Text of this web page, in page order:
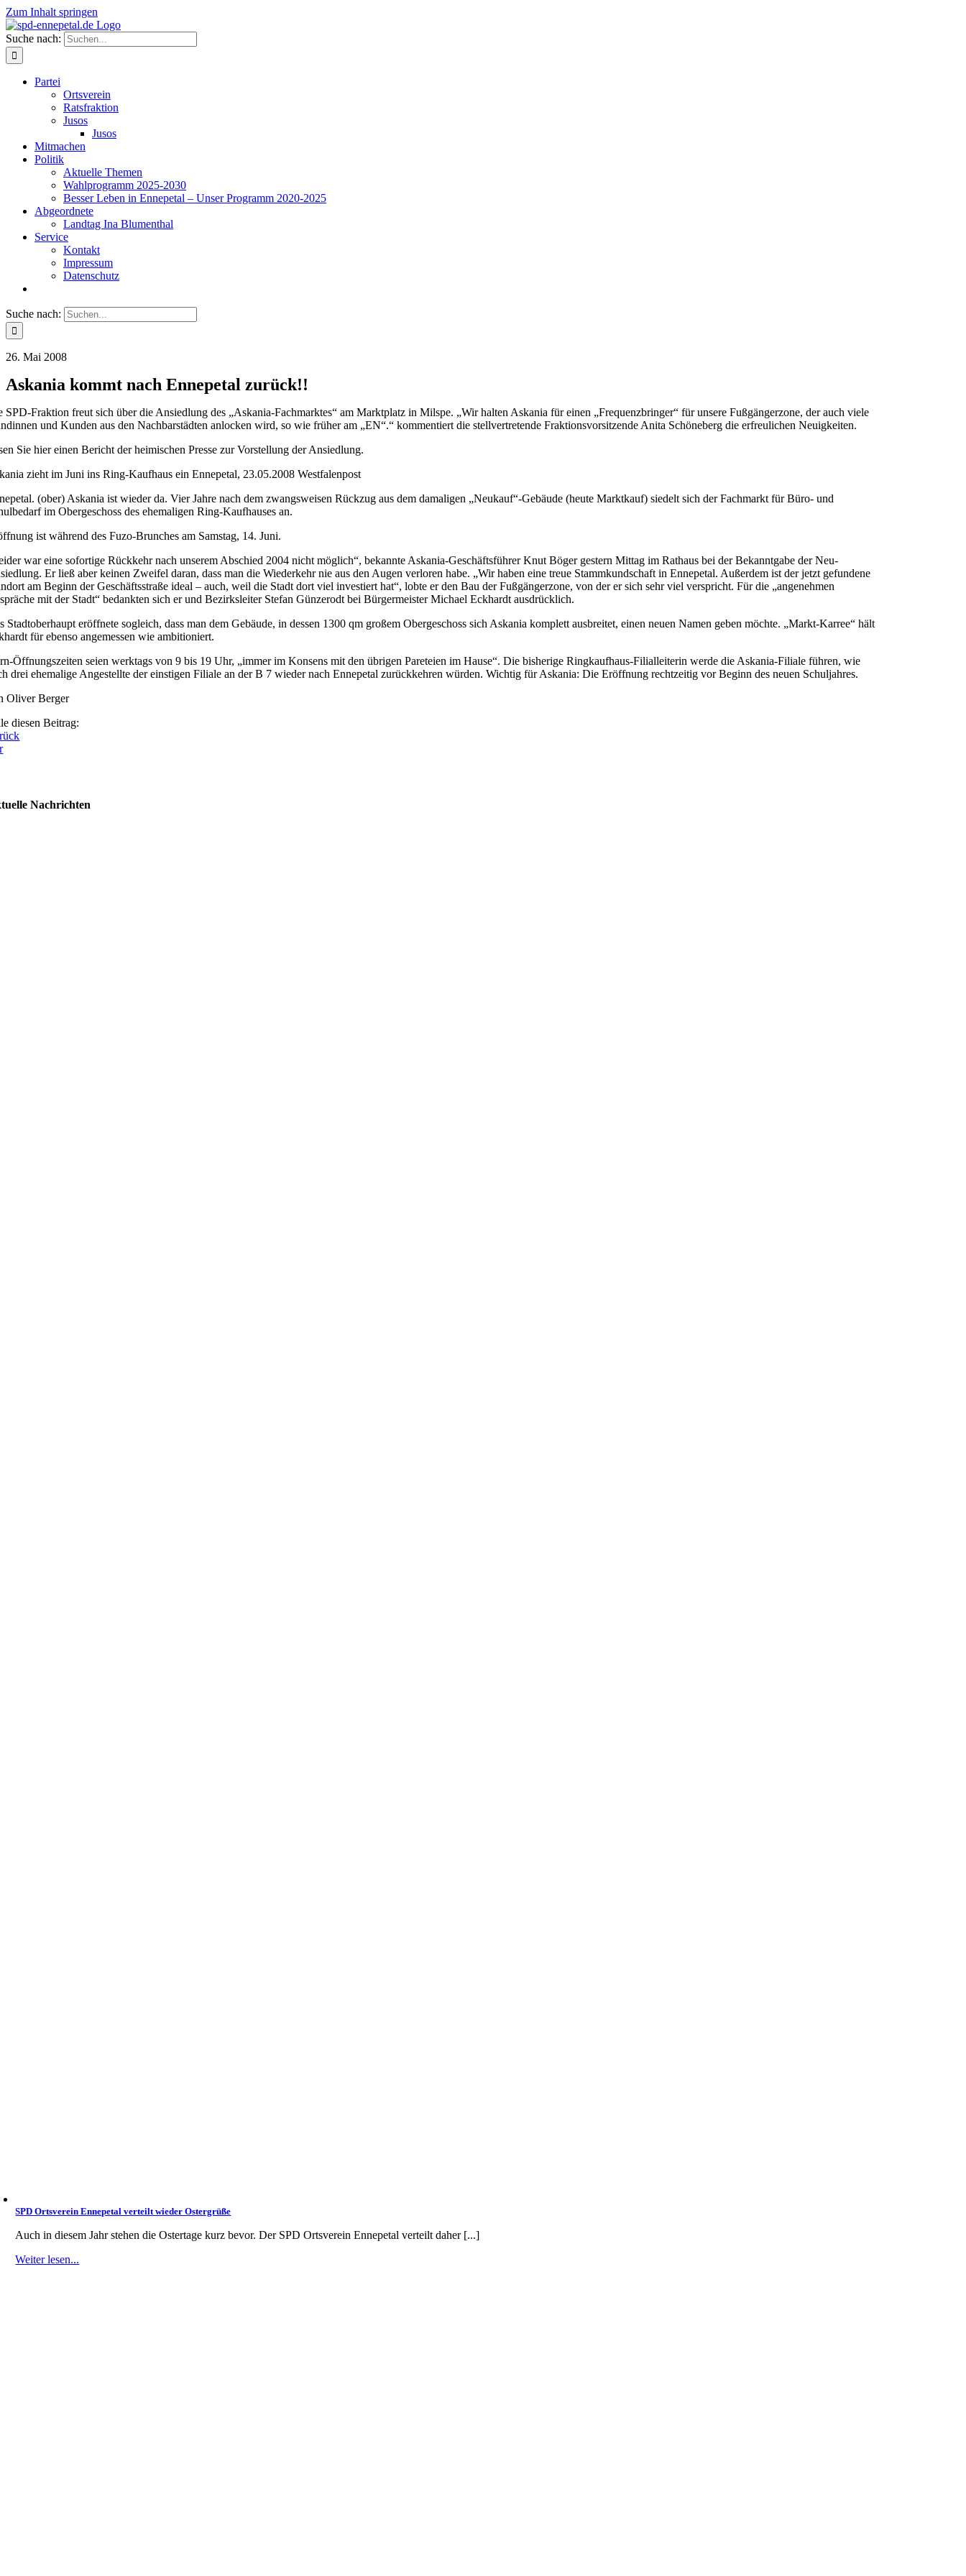
Zum Inhalt springen
Suche nach:
Partei
Ortsverein
Ratsfraktion
Jusos
Jusos
Mitmachen
Politik
Aktuelle Themen
Wahlprogramm 2025-2030
Besser Leben in Ennepetal – Unser Programm 2020-2025
Abgeordnete
Landtag Ina Blumenthal
Service
Kontakt
Impressum
Datenschutz
Suche nach:
26. Mai 2008
Askania kommt nach Ennepetal zurück!!
SPD-Fraktion freut sich über die Ansiedlung des „Askania-Fachmarktes“ am Marktplatz in Milspe. „Wir halten Askania für einen „Frequenzbringer“ für unsere Fußgängerzone, der auch viele
und Kunden aus den Nachbarstädten anlocken wird, so wie früher am „EN“.“ kommentiert die stellvertretende Fraktionsvorsitzende Anita Schöneberg die erfreulichen Neuigkeiten.
Sie hier einen Bericht der heimischen Presse zur Vorstellung der Ansiedlung.
zieht im Juni ins Ring-Kaufhaus ein Ennepetal, 23.05.2008 Westfalenpost
(ober) Askania ist wieder da. Vier Jahre nach dem zwangsweisen Rückzug aus dem damaligen „Neukauf“-Gebäude (heute Marktkauf) siedelt sich der Fachmarkt für Büro- und
im Obergeschoss des ehemaligen Ring-Kaufhauses an.
ist während des Fuzo-Brunches am Samstag, 14. Juni.
war eine sofortige Rückkehr nach unserem Abschied 2004 nicht möglich“, bekannte Askania-Geschäftsführer Knut Böger gestern Mittag im Rathaus bei der Bekanntgabe der Neu-
Er ließ aber keinen Zweifel daran, dass man die Wiederkehr nie aus den Augen verloren habe. „Wir haben eine treue Stammkundschaft in Ennepetal. Außerdem ist der jetzt gefundene
am Beginn der Geschäftsstraße ideal – auch, weil die Stadt dort viel investiert hat“, lobte er den Bau der Fußgängerzone, von der er sich sehr viel verspricht. Für die „angenehmen
mit der Stadt“ bedankten sich er und Bezirksleiter Stefan Günzerodt bei Bürgermeister Michael Eckhardt ausdrücklich.
Stadtoberhaupt eröffnete sogleich, dass man dem Gebäude, in dessen 1300 qm großem Obergeschoss sich Askania komplett ausbreitet, einen neuen Namen geben möchte. „Markt-Karree“ hält
für ebenso angemessen wie ambitioniert.
Öffnungszeiten seien werktags von 9 bis 19 Uhr, „immer im Konsens mit den übrigen Pareteien im Hause“. Die bisherige Ringkaufhaus-Filialleiterin werde die Askania-Filiale führen, wie
drei ehemalige Angestellte der einstigen Filiale an der B 7 wieder nach Ennepetal zurückkehren würden. Wichtig für Askania: Die Eröffnung rechtzeitig vor Beginn des neuen Schuljahres.
Oliver Berger
diesen Beitrag:
Nachrichten
SPD Ortsverein Ennepetal verteilt wieder Ostergrüße
Auch in diesem Jahr stehen die Ostertage kurz bevor. Der SPD Ortsverein Ennepetal verteilt daher [...]
Weiter lesen...